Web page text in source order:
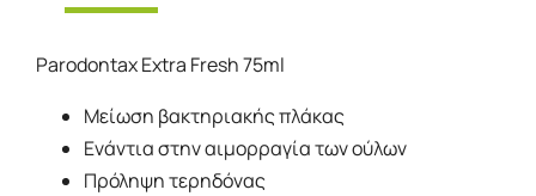
Parodontax Extra Fresh 75ml
Μείωση βακτηριακής πλάκας
Ενάντια στην αιμορραγία των ούλων
Πρόληψη τερηδόνας